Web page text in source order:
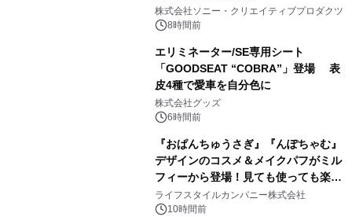
株式会社ソニー・クリエイティブプロダクツ
8時間前
エリミネーター/SE専用シート
「GOODSEAT “COBRA”」登場 表
皮4種で愛車を自分色に
株式会社グッズ
6時間前
『おぱんちゅうさぎ』『んぽちゃむ』
デザインのコスメ＆メイクパフがミル
フィーから登場！見ても使っても楽し
い、ポップでキュートなコレクショ
ン。
ライフスタイルカンパニー株式会社
10時間前